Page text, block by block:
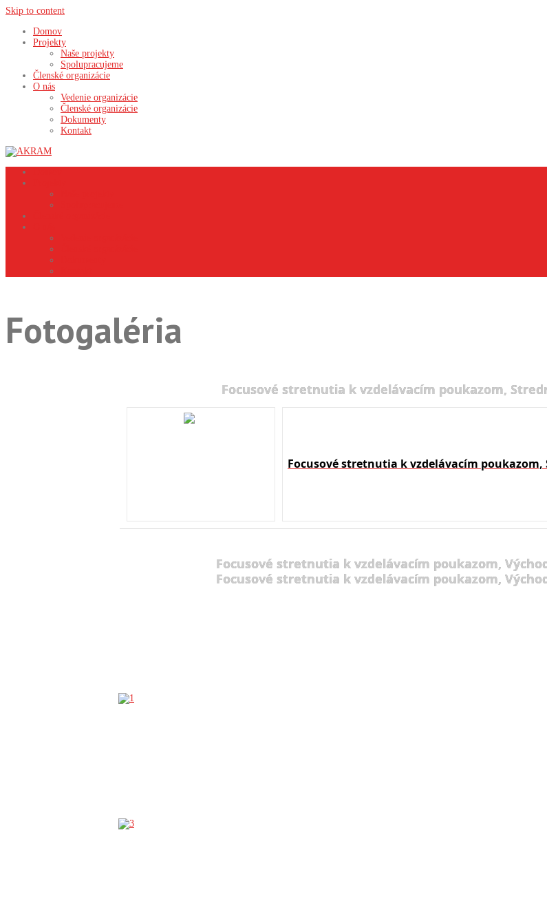
Skip to content
Domov
Projekty
Naše projekty
Spolupracujeme
Členské organizácie
O nás
Vedenie organizácie
Členské organizácie
Dokumenty
Kontakt
Fotogaléria
Focusové stretnutia k vzdelávacím poukazom,
Focusové stretnutia k vzdelávacím poukazom,
Focusové stretnutia k vzdelávacím poukazom,
Focusové stretnutia k vzdelávacím poukazom,